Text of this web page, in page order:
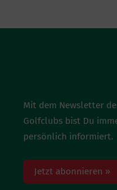
Mit dem Newsletter
Golfclubs bist Du
persönlich informiert.
Jetzt abonnieren »